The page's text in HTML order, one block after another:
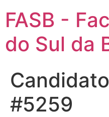
FASB -
do Sul da
#5259